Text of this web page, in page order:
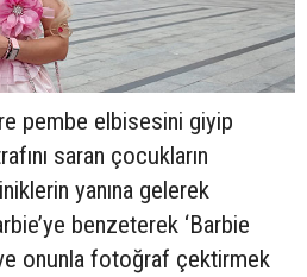
pembe elbisesini giyip
saran çocukların
yanına gelerek
benzeterek ‘Barbie
onunla fotoğraf çektirmek